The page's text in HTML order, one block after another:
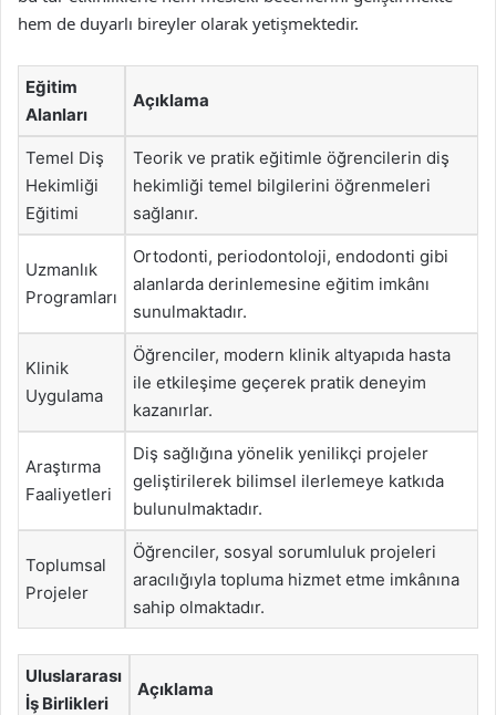
hem de duyarlı bireyler olarak yetişmektedir.
Eğitim
Alanları
Açıklama
Temel Diş
Hekimliği
Eğitimi
Teorik ve pratik eğitimle öğrencilerin diş
hekimliği temel bilgilerini öğrenmeleri
sağlanır.
Uzmanlık
Programları
Ortodonti, periodontoloji, endodonti gibi
alanlarda derinlemesine eğitim imkânı
sunulmaktadır.
Klinik
Uygulama
Öğrenciler, modern klinik altyapıda hasta
ile etkileşime geçerek pratik deneyim
kazanırlar.
Araştırma
Faaliyetleri
Diş sağlığına yönelik yenilikçi projeler
geliştirilerek bilimsel ilerlemeye katkıda
bulunulmaktadır.
Toplumsal
Projeler
Öğrenciler, sosyal sorumluluk projeleri
aracılığıyla topluma hizmet etme imkânına
sahip olmaktadır.
Uluslararası
İş Birlikleri
Açıklama